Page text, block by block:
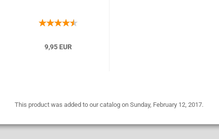
9,95 EUR
This product was added to our catalog on Sunday, February 12, 2017.